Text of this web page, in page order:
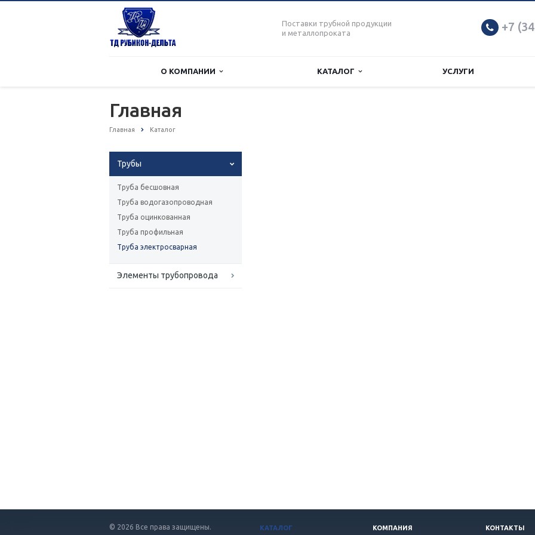
Поставки трубной продукции
и металлопроката
+7
О КОМПАНИИ КАТАЛОГ УСЛУГИ
Главная
Главная Каталог
Трубы
Труба бесшовная
Труба водогазопроводная
Труба оцинкованная
Труба профильная
Труба электросварная
Элементы трубопровода
© 2026 Все права защищены. КАТАЛОГ КОМПАНИЯ КОНТАКТЫ